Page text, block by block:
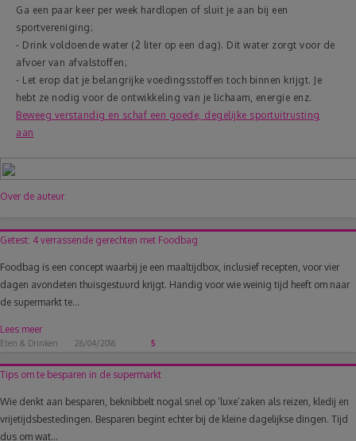
Ga een paar keer per week hardlopen of sluit je aan bij een
sportvereniging;
- Drink voldoende water (2 liter op een dag). Dit water zorgt voor de
afvoer van afvalstoffen;
- Let erop dat je belangrijke voedingsstoffen toch binnen krijgt. Je
hebt ze nodig voor de ontwikkeling van je lichaam, energie enz.
Beweeg verstandig en schaf een goede, degelijke sportuitrusting
aan
Over de auteur
Getest: 4 verrassende gerechten met Foodbag
Foodbag is een concept waarbij je een maaltijdbox, inclusief recepten, voor vier
dagen avondeten thuisgestuurd krijgt. Handig voor wie weinig tijd heeft om naar
de supermarkt te...
Lees meer
Eten & Drinken 26/04/2016 5
Tips om te besparen in de supermarkt
Wie denkt aan besparen, beknibbelt nogal snel op ‘luxe’zaken als reizen, kledij en
vrijetijdsbestedingen. Besparen begint echter bij de kleine dagelijkse dingen. Tijd
dus om wat...